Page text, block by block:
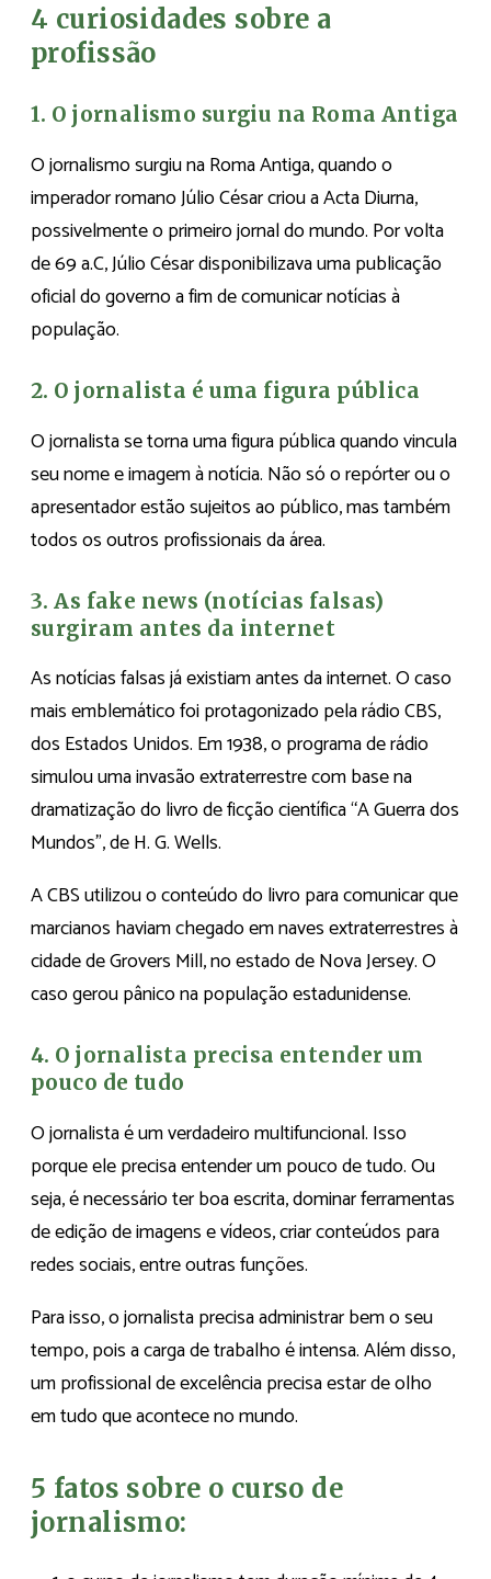
4 curiosidades sobre a
profissão
1. O jornalismo surgiu na Roma Antiga
O jornalismo surgiu na Roma Antiga, quando o
imperador romano Júlio César criou a Acta Diurna,
possivelmente o primeiro jornal do mundo. Por volta
de 69 a.C, Júlio César disponibilizava uma publicação
oficial do governo a fim de comunicar notícias à
população.
2. O jornalista é uma figura pública
O jornalista se torna uma figura pública quando vincula
seu nome e imagem à notícia. Não só o repórter ou o
apresentador estão sujeitos ao público, mas também
todos os outros profissionais da área.
3. As fake news (notícias falsas)
surgiram antes da internet
As notícias falsas já existiam antes da internet. O caso
mais emblemático foi protagonizado pela rádio CBS,
dos Estados Unidos. Em 1938, o programa de rádio
simulou uma invasão extraterrestre com base na
dramatização do livro de ficção científica “A Guerra dos
Mundos”, de H. G. Wells.
A CBS utilizou o conteúdo do livro para comunicar que
marcianos haviam chegado em naves extraterrestres à
cidade de Grovers Mill, no estado de Nova Jersey. O
caso gerou pânico na população estadunidense.
4. O jornalista precisa entender um
pouco de tudo
O jornalista é um verdadeiro multifuncional. Isso
porque ele precisa entender um pouco de tudo. Ou
seja, é necessário ter boa escrita, dominar ferramentas
de edição de imagens e vídeos, criar conteúdos para
redes sociais, entre outras funções.
Para isso, o jornalista precisa administrar bem o seu
tempo, pois a carga de trabalho é intensa. Além disso,
um profissional de excelência precisa estar de olho
em tudo que acontece no mundo.
5 fatos sobre o curso de
jornalismo: